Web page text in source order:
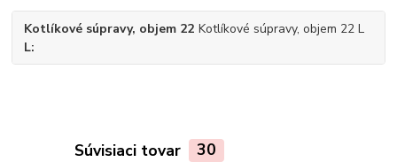
Kotlíkové súpravy, objem 22
L
Kotlíkové súpravy, objem 22 L
Súvisiaci tovar 30